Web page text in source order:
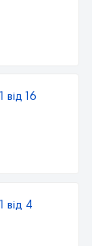
16
від 4